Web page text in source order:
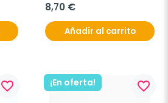
8,70 €
Añadir al carrito
favorite_border ¡En oferta! favorite_border